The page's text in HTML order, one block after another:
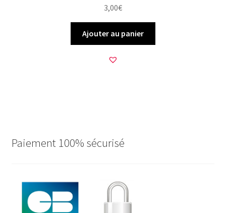
3,00€
Ajouter au panier
Paiement 100% sécurisé